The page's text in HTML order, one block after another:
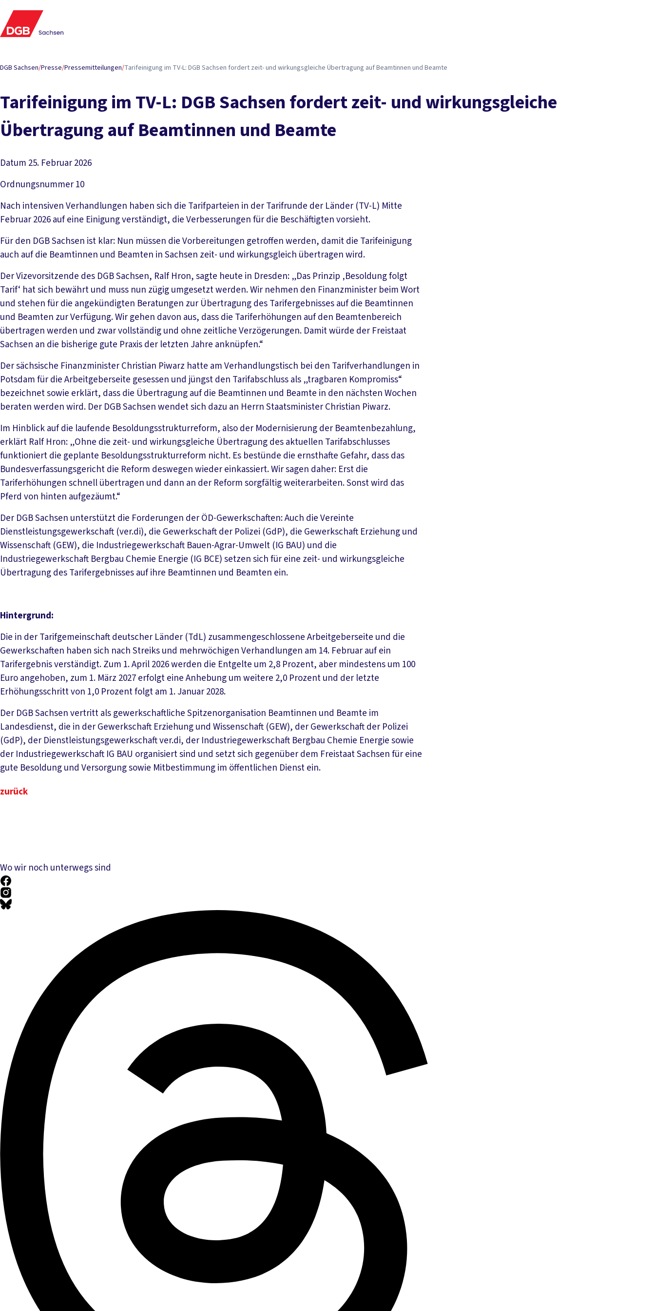
DGB Sachsen/Presse/Pressemitteilungen/Tarifeinigung im TV-L: DGB Sachsen fordert zeit- und wirkungsgleiche Übertragung auf Beamtinnen und Beamte
Tarifeinigung im TV-L: DGB Sachsen fordert zeit- und wirkungsgleiche
Übertragung auf Beamtinnen und Beamte
Datum 25. Februar 2026
Ordnungsnummer10
Nach intensiven Verhandlungen haben sich die Tarifparteien in der Tarifrunde der Länder (TV-L) Mitte
Februar 2026 auf eine Einigung verständigt, die Verbesserungen für die Beschäftigten vorsieht.
Für den DGB Sachsen ist klar: Nun müssen die Vorbereitungen getroffen werden, damit die Tarifeinigung
auch auf die Beamtinnen und Beamten in Sachsen zeit- und wirkungsgleich übertragen wird.
Der Vizevorsitzende des DGB Sachsen, Ralf Hron, sagte heute in Dresden: „Das Prinzip ‚Besoldung folgt
Tarif‘ hat sich bewährt und muss nun zügig umgesetzt werden. Wir nehmen den Finanzminister beim Wort
und stehen für die angekündigten Beratungen zur Übertragung des Tarifergebnisses auf die Beamtinnen
und Beamten zur Verfügung. Wir gehen davon aus, dass die Tariferhöhungen auf den Beamtenbereich
übertragen werden und zwar vollständig und ohne zeitliche Verzögerungen. Damit würde der Freistaat
Sachsen an die bisherige gute Praxis der letzten Jahre anknüpfen.“
Der sächsische Finanzminister Christian Piwarz hatte am Verhandlungstisch bei den Tarifverhandlungen in
Potsdam für die Arbeitgeberseite gesessen und jüngst den Tarifabschluss als „tragbaren Kompromiss“
bezeichnet sowie erklärt, dass die Übertragung auf die Beamtinnen und Beamte in den nächsten Wochen
beraten werden wird. Der DGB Sachsen wendet sich dazu an Herrn Staatsminister Christian Piwarz.
Im Hinblick auf die laufende Besoldungsstrukturreform, also der Modernisierung der Beamtenbezahlung,
erklärt Ralf Hron: „Ohne die zeit- und wirkungsgleiche Übertragung des aktuellen Tarifabschlusses
funktioniert die geplante Besoldungsstrukturreform nicht. Es bestünde die ernsthafte Gefahr, dass das
Bundesverfassungsgericht die Reform deswegen wieder einkassiert. Wir sagen daher: Erst die
Tariferhöhungen schnell übertragen und dann an der Reform sorgfältig weiterarbeiten. Sonst wird das
Pferd von hinten aufgezäumt.“
Der DGB Sachsen unterstützt die Forderungen der ÖD-Gewerkschaften: Auch die Vereinte
Dienstleistungsgewerkschaft (ver.di), die Gewerkschaft der Polizei (GdP), die Gewerkschaft Erziehung und
Wissenschaft (GEW), die Industriegewerkschaft Bauen-Agrar-Umwelt (IG BAU) und die
Industriegewerkschaft Bergbau Chemie Energie (IG BCE) setzen sich für eine zeit- und wirkungsgleiche
Übertragung des Tarifergebnisses auf ihre Beamtinnen und Beamten ein.
Hintergrund:
Die in der Tarifgemeinschaft deutscher Länder (TdL) zusammengeschlossene Arbeitgeberseite und die
Gewerkschaften haben sich nach Streiks und mehrwöchigen Verhandlungen am 14. Februar auf ein
Tarifergebnis verständigt. Zum 1. April 2026 werden die Entgelte um 2,8 Prozent, aber mindestens um 100
Euro angehoben, zum 1. März 2027 erfolgt eine Anhebung um weitere 2,0 Prozent und der letzte
Erhöhungsschritt von 1,0 Prozent folgt am 1. Januar 2028.
Der DGB Sachsen vertritt als gewerkschaftliche Spitzenorganisation Beamtinnen und Beamte im
Landesdienst, die in der Gewerkschaft Erziehung und Wissenschaft (GEW), der Gewerkschaft der Polizei
(GdP), der Dienstleistungsgewerkschaft ver.di, der Industriegewerkschaft Bergbau Chemie Energie sowie
der Industriegewerkschaft IG BAU organisiert sind und setzt sich gegenüber dem Freistaat Sachsen für eine
gute Besoldung und Versorgung sowie Mitbestimmung im öffentlichen Dienst ein.
zurück
Wo wir noch unterwegs sind